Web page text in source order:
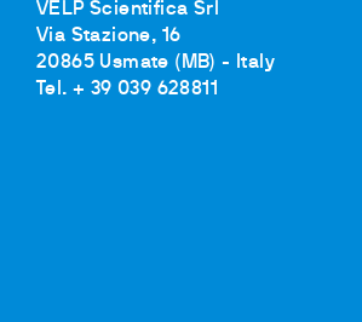
VELP Scientifica Srl
Via Stazione, 16
20865 Usmate (MB) - Italy
Tel. + 39 039 628811